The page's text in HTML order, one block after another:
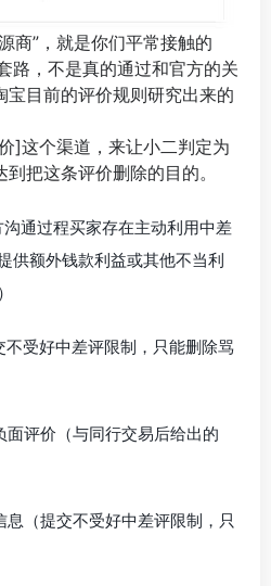
商”，就是你们平常接触的
路，不是真的通过和官方的关
宝目前的评价规则研究出来的
]这个渠道，来让小二判定为
把这条评价删除的目的。
通过程买家存在主动利用中差
供额外钱款利益或其他不当利
受好中差评限制，只能删除骂
评价（与同行交易后给出的
（提交不受好中差评限制，只